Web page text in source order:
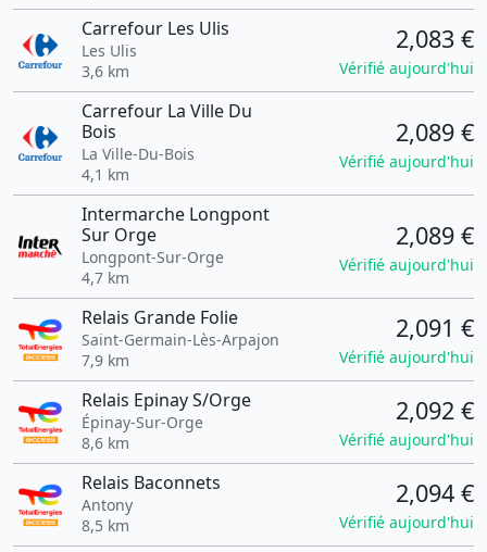
Carrefour Les Ulis
Les Ulis
3,6 km
2,083 €
Vérifié aujourd'hui
Carrefour La Ville Du
Bois
La Ville-Du-Bois
4,1 km
2,089 €
Vérifié aujourd'hui
Intermarche Longpont
Sur Orge
Longpont-Sur-Orge
4,7 km
2,089 €
Vérifié aujourd'hui
Relais Grande Folie
Saint-Germain-Lès-Arpajon
7,9 km
2,091 €
Vérifié aujourd'hui
Relais Epinay S/Orge
Épinay-Sur-Orge
8,6 km
2,092 €
Vérifié aujourd'hui
Relais Baconnets
Antony
8,5 km
2,094 €
Vérifié aujourd'hui